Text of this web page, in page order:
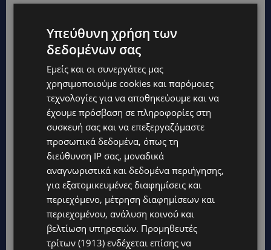
Υπεύθυνη χρήση των
δεδομένων σας
Εμείς και οι συνεργάτες μας
χρησιμοποιούμε cookies και παρόμοιες
τεχνολογίες για να αποθηκεύουμε και να
έχουμε πρόσβαση σε πληροφορίες στη
συσκευή σας και να επεξεργαζόμαστε
προσωπικά δεδομένα, όπως τη
διεύθυνση IP σας, μοναδικά
αναγνωριστικά και δεδομένα περιήγησης,
για εξατομικευμένες διαφημίσεις και
περιεχόμενο, μέτρηση διαφημίσεων και
περιεχομένου, ανάλυση κοινού και
βελτίωση υπηρεσιών. Προμηθευτές
τρίτων (1913) ενδέχεται επίσης να